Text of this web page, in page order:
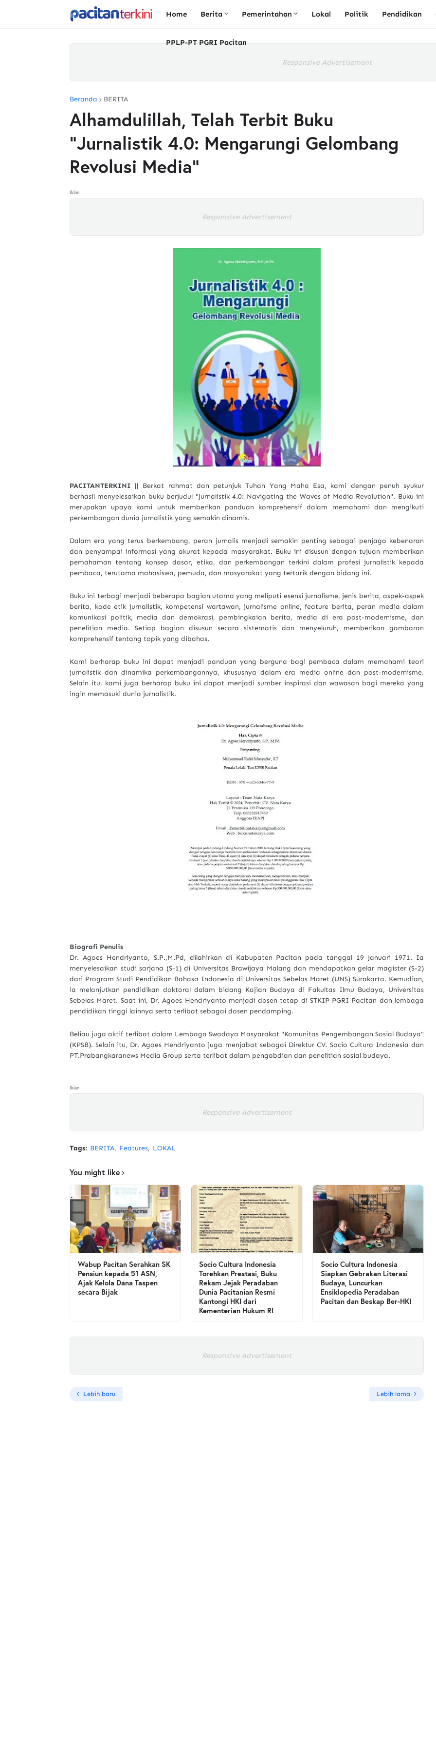
Home Berita Pemerintahan Lokal Politik Pendidikan
PPLP-PT PGRI Pacitan
Responsive Advertisement
Beranda BERITA
Alhamdulillah, Telah Terbit Buku
"Jurnalistik 4.0: Mengarungi Gelombang
Revolusi Media"
Iklan
Responsive Advertisement
PACITANTERKINI || Berkat rahmat dan petunjuk Tuhan Yang Maha Esa, kami dengan penuh syukur
berhasil menyelesaikan buku berjudul "Jurnalistik 4.0: Navigating the Waves of Media Revolution". Buku ini
merupakan upaya kami untuk memberikan panduan komprehensif dalam memahami dan mengikuti
perkembangan dunia jurnalistik yang semakin dinamis.
Dalam era yang terus berkembang, peran jurnalis menjadi semakin penting sebagai penjaga kebenaran
dan penyampai informasi yang akurat kepada masyarakat. Buku ini disusun dengan tujuan memberikan
pemahaman tentang konsep dasar, etika, dan perkembangan terkini dalam profesi jurnalistik kepada
pembaca, terutama mahasiswa, pemuda, dan masyarakat yang tertarik dengan bidang ini.
Buku ini terbagi menjadi beberapa bagian utama yang meliputi esensi jurnalisme, jenis berita, aspek-aspek
berita, kode etik jurnalistik, kompetensi wartawan, jurnalisme online, feature berita, peran media dalam
komunikasi politik, media dan demokrasi, pembingkaian berita, media di era post-modernisme, dan
penelitian media. Setiap bagian disusun secara sistematis dan menyeluruh, memberikan gambaran
komprehensif tentang topik yang dibahas.
Kami berharap buku ini dapat menjadi panduan yang berguna bagi pembaca dalam memahami teori
jurnalistik dan dinamika perkembangannya, khususnya dalam era media online dan post-modernisme.
Selain itu, kami juga berharap buku ini dapat menjadi sumber inspirasi dan wawasan bagi mereka yang
ingin memasuki dunia jurnalistik.
Biografi Penulis
Dr. Agoes Hendriyanto, S.P.,M.Pd, dilahirkan di Kabupaten Pacitan pada tanggal 19 Januari 1971. Ia
menyelesaikan studi sarjana (S-1) di Universitas Brawijaya Malang dan mendapatkan gelar magister (S-2)
dari Program Studi Pendidikan Bahasa Indonesia di Universitas Sebelas Maret (UNS) Surakarta. Kemudian,
ia melanjutkan pendidikan doktoral dalam bidang Kajian Budaya di Fakultas Ilmu Budaya, Universitas
Sebelas Maret. Saat ini, Dr. Agoes Hendriyanto menjadi dosen tetap di STKIP PGRI Pacitan dan lembaga
pendidikan tinggi lainnya serta terlibat sebagai dosen pendamping.
Beliau juga aktif terlibat dalam Lembaga Swadaya Masyarakat "Komunitas Pengembangan Sosial Budaya"
(KPSB). Selain itu, Dr. Agoes Hendriyanto juga menjabat sebagai Direktur CV. Socio Cultura Indonesia dan
PT.Prabangkaranews Media Group serta terlibat dalam pengabdian dan penelitian sosial budaya.
Iklan
Responsive Advertisement
Tags: BERITA Features LOKAL
You might like
Wabup Pacitan Serahkan SK
Pensiun kepada 51 ASN,
Ajak Kelola Dana Taspen
secara Bijak
Socio Cultura Indonesia
Torehkan Prestasi, Buku
Rekam Jejak Peradaban
Dunia Pacitanian Resmi
Kantongi HKI dari
Kementerian Hukum RI
Socio Cultura Indonesia
Siapkan Gebrakan Literasi
Budaya, Luncurkan
Ensiklopedia Peradaban
Pacitan dan Beskap Ber-HKI
Responsive Advertisement
Lebih baru Lebih lama